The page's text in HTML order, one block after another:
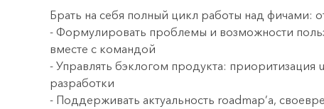
Брать на себя полный цикл работы над
- Формулировать проблемы и возможности
вместе с командой
- Управлять бэклогом продукта: приоритизация
разработки
- Поддерживать актуальность roadmap’а,